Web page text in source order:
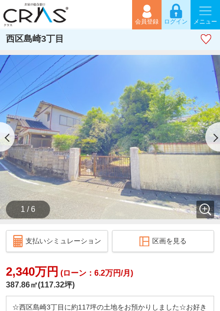
会員登録 ログイン メニュー
西区島崎3丁目
1 / 6
支払いシミュレーション 区画を見る
2,340万円 (ローン：6.2万円/月)
387.86㎡(117.32坪)
☆西区島崎3丁目に約117坪の土地をお預かりしました☆お好き